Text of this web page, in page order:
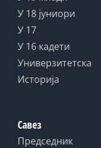
У 18 јуниори
У 17
У 16 кадети
Универзитетска
Историја
Савез
Председник